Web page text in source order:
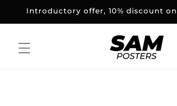
and
Introductory offer, 10% discount